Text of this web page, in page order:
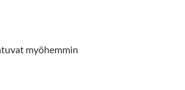
myöhemmin